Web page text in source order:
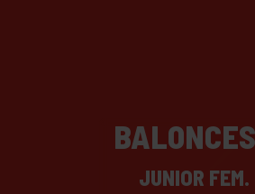
JUNIOR FEM.